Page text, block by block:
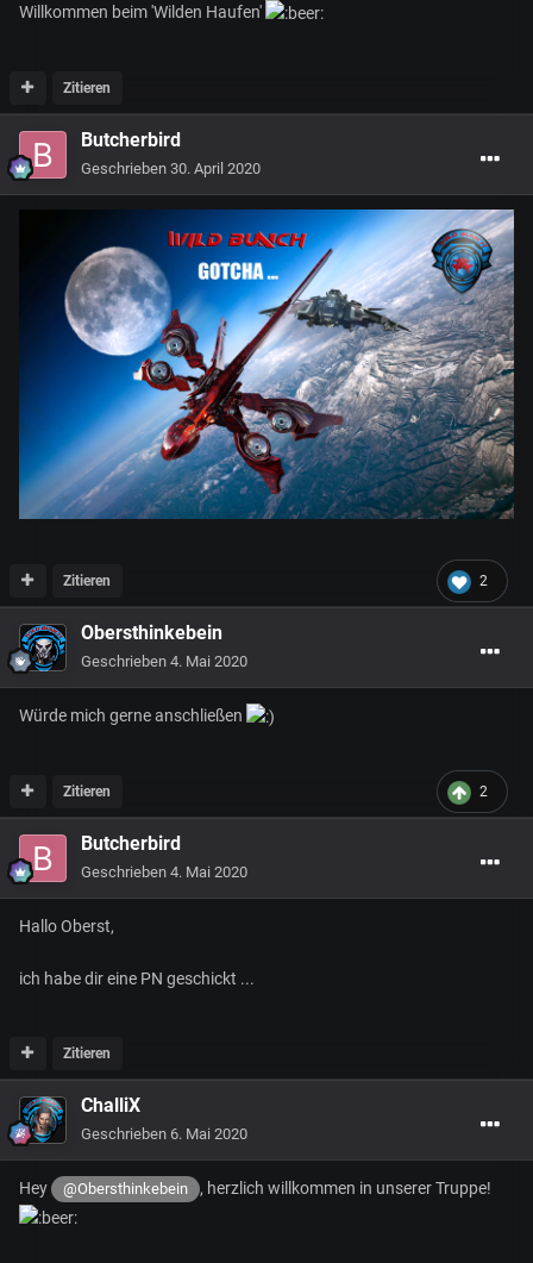
Willkommen beim 'Wilden Haufen'
Zitieren
Butcherbird
Geschrieben 30. April 2020
2
Zitieren
Obersthinkebein
Geschrieben 4. Mai 2020
Würde mich gerne anschließen
2
Zitieren
Butcherbird
Geschrieben 4. Mai 2020
Hallo Oberst,
ich habe dir eine PN geschickt ...
Zitieren
ChalliX
Geschrieben 6. Mai 2020
Hey @Obersthinkebein , herzlich willkommen in unserer Truppe!